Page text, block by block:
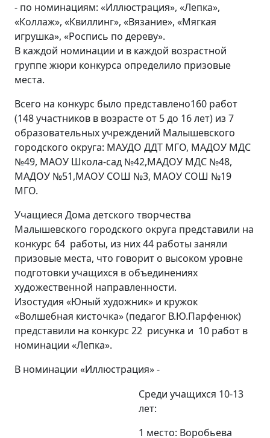
- по номинациям: «Иллюстрация», «Лепка»,
«Коллаж», «Квиллинг», «Вязание», «Мягкая
игрушка», «Роспись по дереву».
В каждой номинации и в каждой возрастной
группе жюри конкурса определило призовые
места.
Всего на конкурс было представлено160 работ
(148 участников в возрасте от 5 до 16 лет) из 7
образовательных учреждений Малышевского
городского округа: МАУДО ДДТ МГО, МАДОУ МДС
№49, МАОУ Школа-сад №42,МАДОУ МДС №48,
МАДОУ №51,МАОУ СОШ №3, МАОУ СОШ №19
МГО.
Учащиеся Дома детского творчества
Малышевского городского округа представили на
конкурс 64 работы, из них 44 работы заняли
призовые места, что говорит о высоком уровне
подготовки учащихся в объединениях
художественной направленности.
Изостудия «Юный художник» и кружок
«Волшебная кисточка» (педагог В.Ю.Парфенюк)
представили на конкурс 22 рисунка и 10 работ в
номинации «Лепка».
В номинации «Иллюстрация» -
Среди учащихся 10-13
лет:
1 место: Воробьева